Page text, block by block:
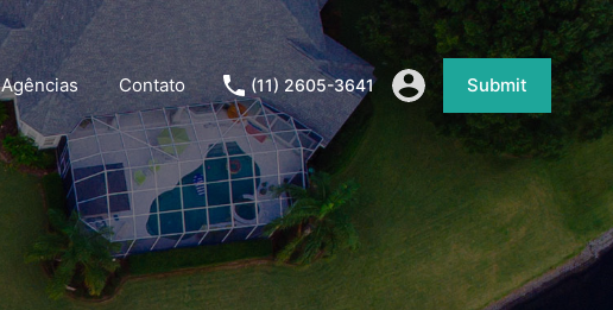
Agências Contato (11) 2605-3641 Submit